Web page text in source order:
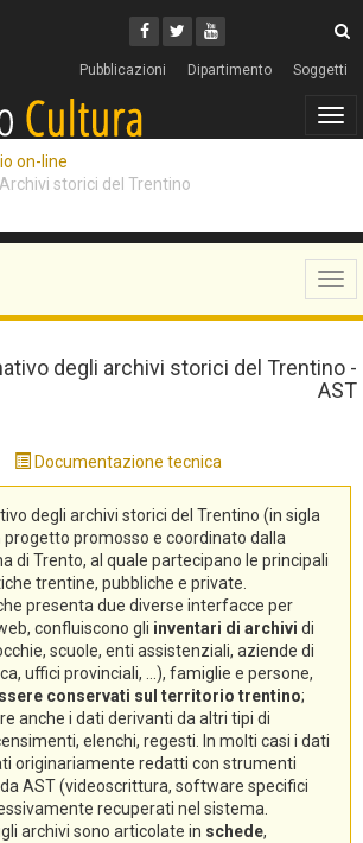
Facebook
Twitter
Youtube
Pubblicazioni Dipartimento Soggetti
on-line
storici del Trentino
degli archivi storici del Trentino -
AST
Documentazione tecnica
degli archivi storici del Trentino (in sigla
progetto promosso e coordinato dalla
di Trento, al quale partecipano le principali
trentine, pubbliche e private.
presenta due diverse interfacce per
confluiscono gli inventari di archivi di
scuole, enti assistenziali, aziende di
uffici provinciali, ...), famiglie e persone,
conservati sul territorio trentino;
anche i dati derivanti da altri tipi di
elenchi, regesti. In molti casi i dati
originariamente redatti con strumenti
AST (videoscrittura, software specifici
recuperati nel sistema.
archivi sono articolate in schede,